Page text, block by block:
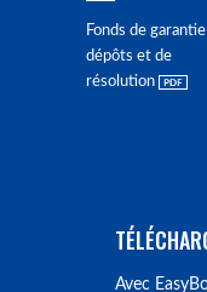
Fonds de
dépôts et de
résolution
Avec